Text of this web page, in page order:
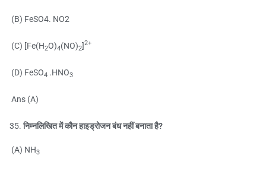
(B) FeSO4. NO2
(C) [Fe(H2O)4(NO)2]2+
(D) FeSO4 .HNO3
Ans (A)
निम्नलिखित में कौन हाइड्रोजन बंध नहीं बनाता है?
(A) NH3